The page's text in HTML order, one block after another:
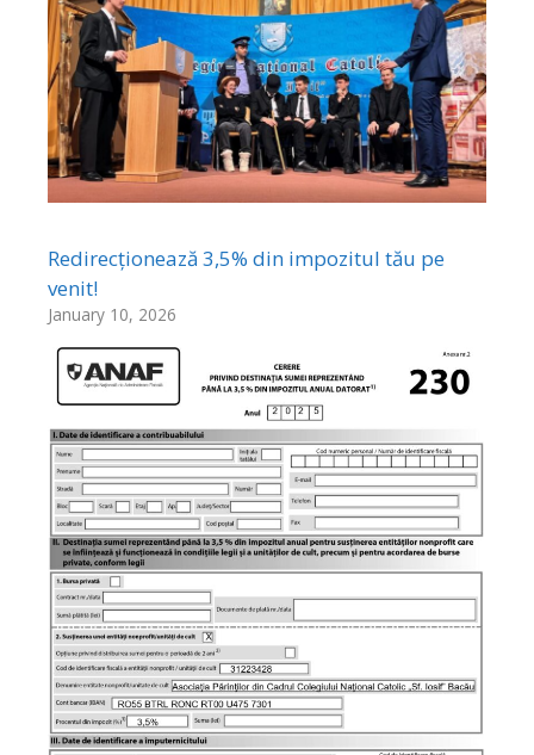
Redirecționează 3,5% din impozitul tău pe
venit!
January 10, 2026